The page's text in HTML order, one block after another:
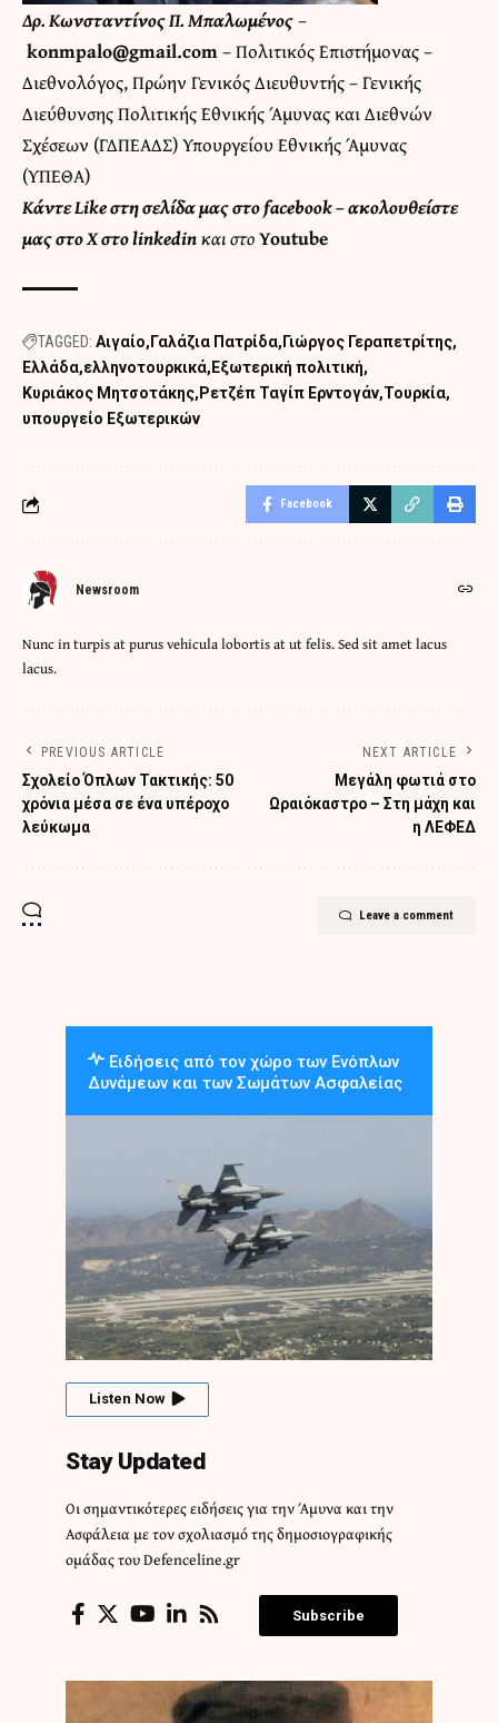
Δρ. Κωνσταντίνος Π. Μπαλωμένος–
konmpalo@gmail.com– Πολιτικός Επιστήμονας –
Διεθνολόγος, Πρώην Γενικός Διευθυντής – Γενικής
Διεύθυνσης Πολιτικής Εθνικής Άμυνας και Διεθνών
Σχέσεων (ΓΔΠΕΑΔΣ) Υπουργείου Εθνικής Άμυνας
(ΥΠΕΘΑ)
ΚάντεLike στη σελίδα μας στο facebook– ακολουθείστε
μας στοXστοlinkedinκαι στοYoutube
TAGGED: Αιγαίο Γαλάζια Πατρίδα Γιώργος Γεραπετρίτης
Ελλάδα ελληνοτουρκικά Εξωτερική πολιτική
Κυριάκος Μητσοτάκης Ρετζέπ Ταγίπ Ερντογάν Τουρκία
υπουργείο Εξωτερικών
Facebook
Newsroom
Nunc in turpis at purus vehicula lobortis at ut felis. Sed sit amet lacus
lacus.
PREVIOUS ARTICLE
Σχολείο Όπλων Τακτικής: 50
χρόνια μέσα σε ένα υπέροχο
λεύκωμα
NEXT ARTICLE
Μεγάλη φωτιά στο
Ωραιόκαστρο – Στη μάχη και
η ΛΕΦΕΔ
Leave a comment
Ειδήσεις από τον χώρο των Ενόπλων
Δυνάμεων και των Σωμάτων Ασφαλείας
Listen Now
Stay Updated
Οι σημαντικότερες ειδήσεις για την Άμυνα και την
Ασφάλεια με τον σχολιασμό της δημοσιογραφικής
ομάδας του Defenceline.gr
Subscribe